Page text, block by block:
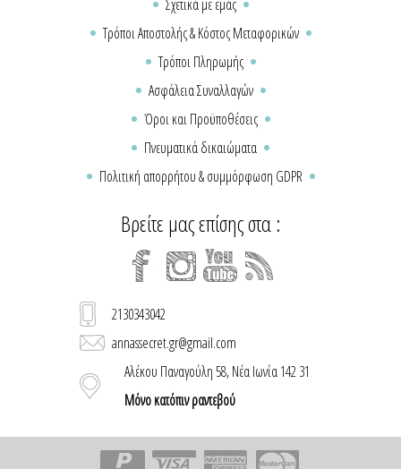
Σχετικά με εμάς
Τρόποι Αποστολής & Κόστος Μεταφορικών
Τρόποι Πληρωμής
Ασφάλεια Συναλλαγών
Όροι και Προϋποθέσεις
Πνευματικά δικαιώματα
Πολιτική απορρήτου & συμμόρφωση GDPR
Βρείτε μας επίσης στα :
2130343042
annassecret.gr@gmail.com
Αλέκου Παναγούλη 58, Νέα Ιωνία 142 31
Μόνο κατόπιν ραντεβού